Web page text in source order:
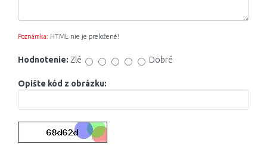
Poznámka: HTML nie je preložené!
Hodnotenie: Zlé Dobré
Opište kód z obrázku: